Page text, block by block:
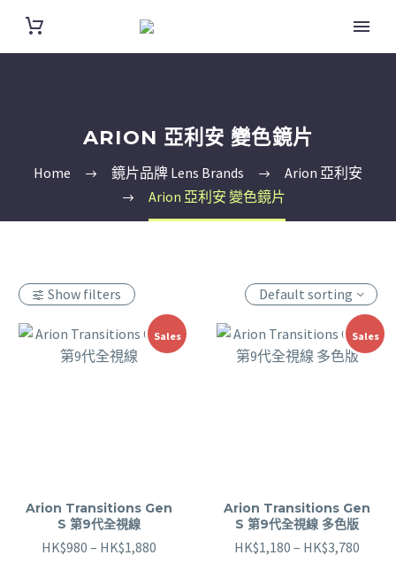
ARION 亞利安 變色鏡片
Home 鏡片品牌 Lens Brands
Arion 亞利安
Arion 亞利安 變色鏡片
Show filters Default sorting
Sales
Arion Transitions Gen
S 第9代全視線
HK$980 – HK$1,880
Sales
Arion Transitions Gen
S 第9代全視線 多色版
HK$1,180 – HK$3,780